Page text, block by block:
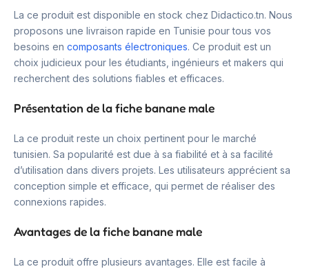
La ce produit est disponible en stock chez Didactico.tn. Nous
proposons une livraison rapide en Tunisie pour tous vos
besoins en composants électroniques. Ce produit est un
choix judicieux pour les étudiants, ingénieurs et makers qui
recherchent des solutions fiables et efficaces.
Présentation de la fiche banane male
La ce produit reste un choix pertinent pour le marché
tunisien. Sa popularité est due à sa fiabilité et à sa facilité
d’utilisation dans divers projets. Les utilisateurs apprécient sa
conception simple et efficace, qui permet de réaliser des
connexions rapides.
Avantages de la fiche banane male
La ce produit offre plusieurs avantages. Elle est facile à